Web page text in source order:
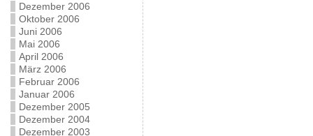
Dezember 2006
Oktober 2006
Juni 2006
Mai 2006
April 2006
März 2006
Februar 2006
Januar 2006
Dezember 2005
Dezember 2004
Dezember 2003